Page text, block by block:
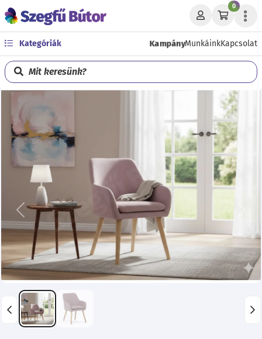
0
Kategóriák KampányMunkáinkKapcsolat
Mit keresünk?
Előző